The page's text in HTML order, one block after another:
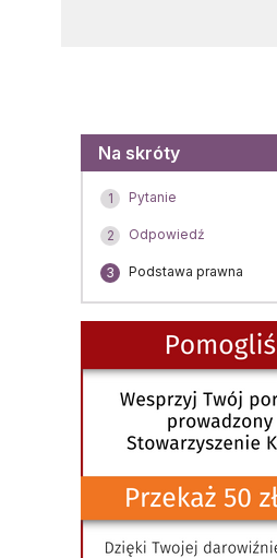
Menu
Na skróty
1 Pytanie
2 Odpowiedź
3 Podstawa prawna